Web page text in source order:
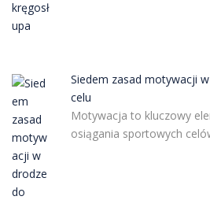
Siedem zasad motywacji
celu
Motywacja to kluczowy
osiągania sportowych